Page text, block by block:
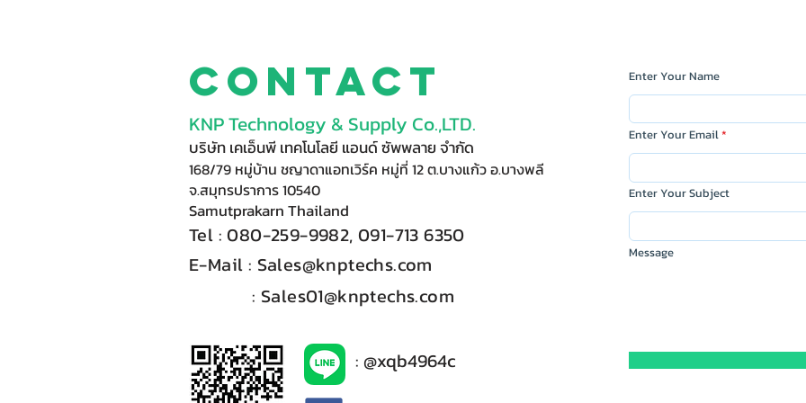
Contact
KNP Technology & Supply Co.,LTD.
บริษัท เคเอ็นพี เทคโนโลยี แอนด์ ซัพพลาย จำกัด
168/79 หมู่บ้าน ชญาดาแอทเวิร์ค หมู่ที่ 12 ต.บางแก้ว อ.บางพลี
จ.สมุทรปราการ 10540
Samutprakarn Thailand
Tel : 080-259-9982, 091-713 6350
E-Mail :​ Sales@knptechs.com
: Sales01@knptechs.com
Enter Your Name
Enter Your Email
Enter Your Subject
Message
: @xqb4964c